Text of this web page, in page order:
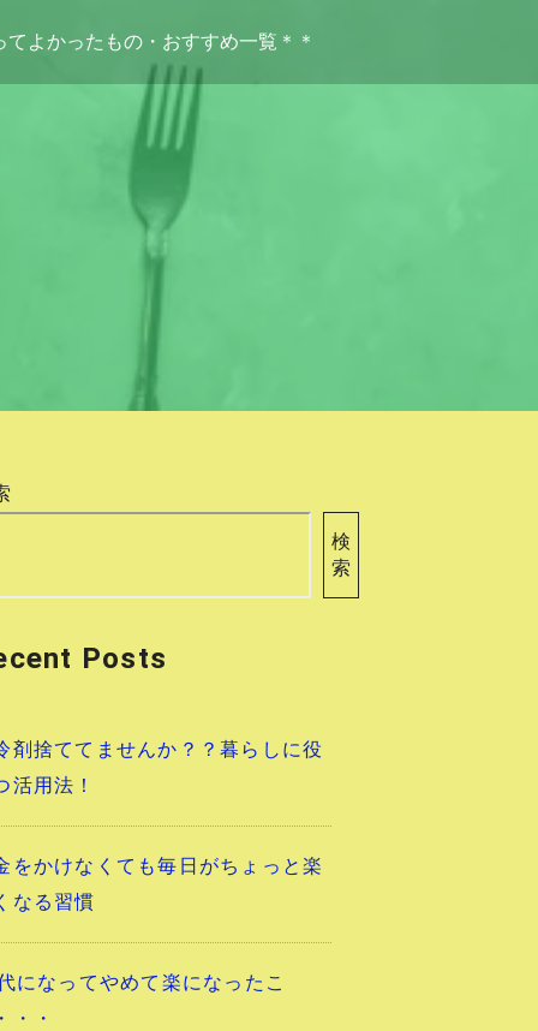
てよかったもの・おすすめ一覧＊＊
検
索
Posts
剤捨ててませんか？？暮らしに役
活用法！
をかけなくても毎日がちょっと楽
なる習慣
になってやめて楽になったこ
・・